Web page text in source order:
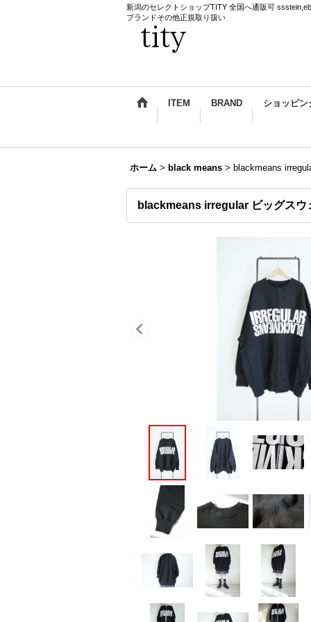
新潟のセレクトショップTITY 全国へ通販可
ブランドその他正規取り扱い
ITEM BRAND ショッピン
ホーム > black means > blackmeans
blackmeans irregular ビッグスウ